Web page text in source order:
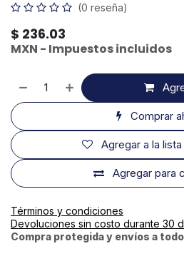
(0 reseña)
$ 236.03
MXN - Impuestos incluidos
Comprar
Agregar para
Agregar a la
Términos y condiciones
Devoluciones sin costo durante 30
Compra protegida y envíos a